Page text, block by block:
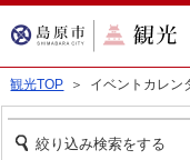
観光TOP ＞ イベントカレン
絞り込み検索をする